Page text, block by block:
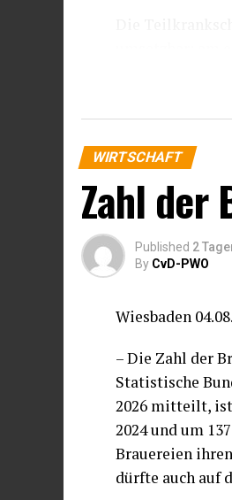
sehen 33
Prozent) und
Unternehmen
Die Hälfte der
Instruments.
auf kürzere
Fachkräfte
unter diesen
Die
werden kann
WIRTSCHAFT
Zahl der
Published 2
By CvD-PWO
Wiesbaden
– Die Zahl der
Statistische
2026 mitteilt, ist
2024 und um
Brauereien
dürfte auch auf